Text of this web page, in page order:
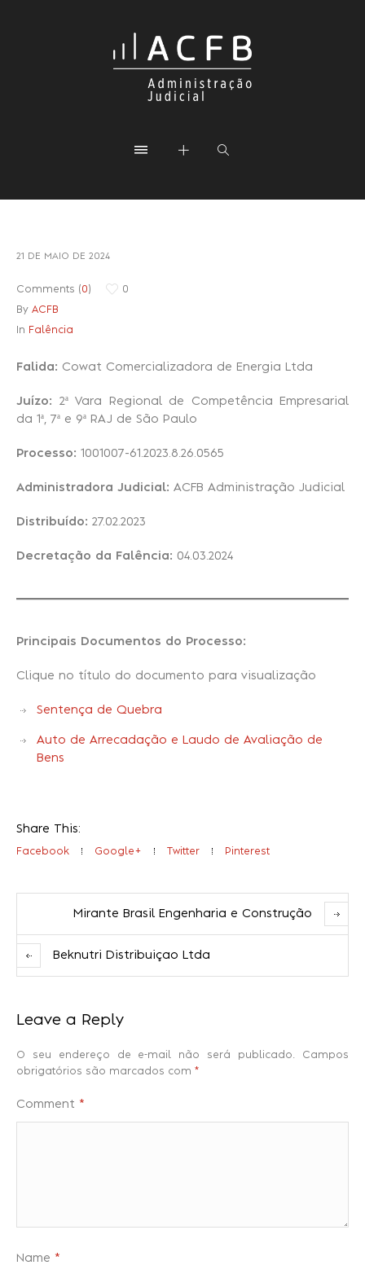
21 DE MAIO DE 2024
Comments (0) 0
By ACFB
In Falência
Falida: Cowat Comercializadora de Energia Ltda
Juízo: 2ª Vara Regional de Competência Empresarial
da 1ª, 7ª e 9ª RAJ de São Paulo
Processo: 1001007-61.2023.8.26.0565
Administradora Judicial: ACFB Administração Judicial
Distribuído: 27.02.2023
Decretação da Falência: 04.03.2024
Principais Documentos do Processo:
Clique no título do documento para visualização
Sentença de Quebra
Auto de Arrecadação e Laudo de Avaliação de
Bens
Share This:
Facebook Google+ Twitter Pinterest
Mirante Brasil Engenharia e Construção
Beknutri Distribuiçao Ltda
Leave a Reply
O seu endereço de e-mail não será publicado.
Campos
obrigatórios são marcados com *
Comment *
Name *